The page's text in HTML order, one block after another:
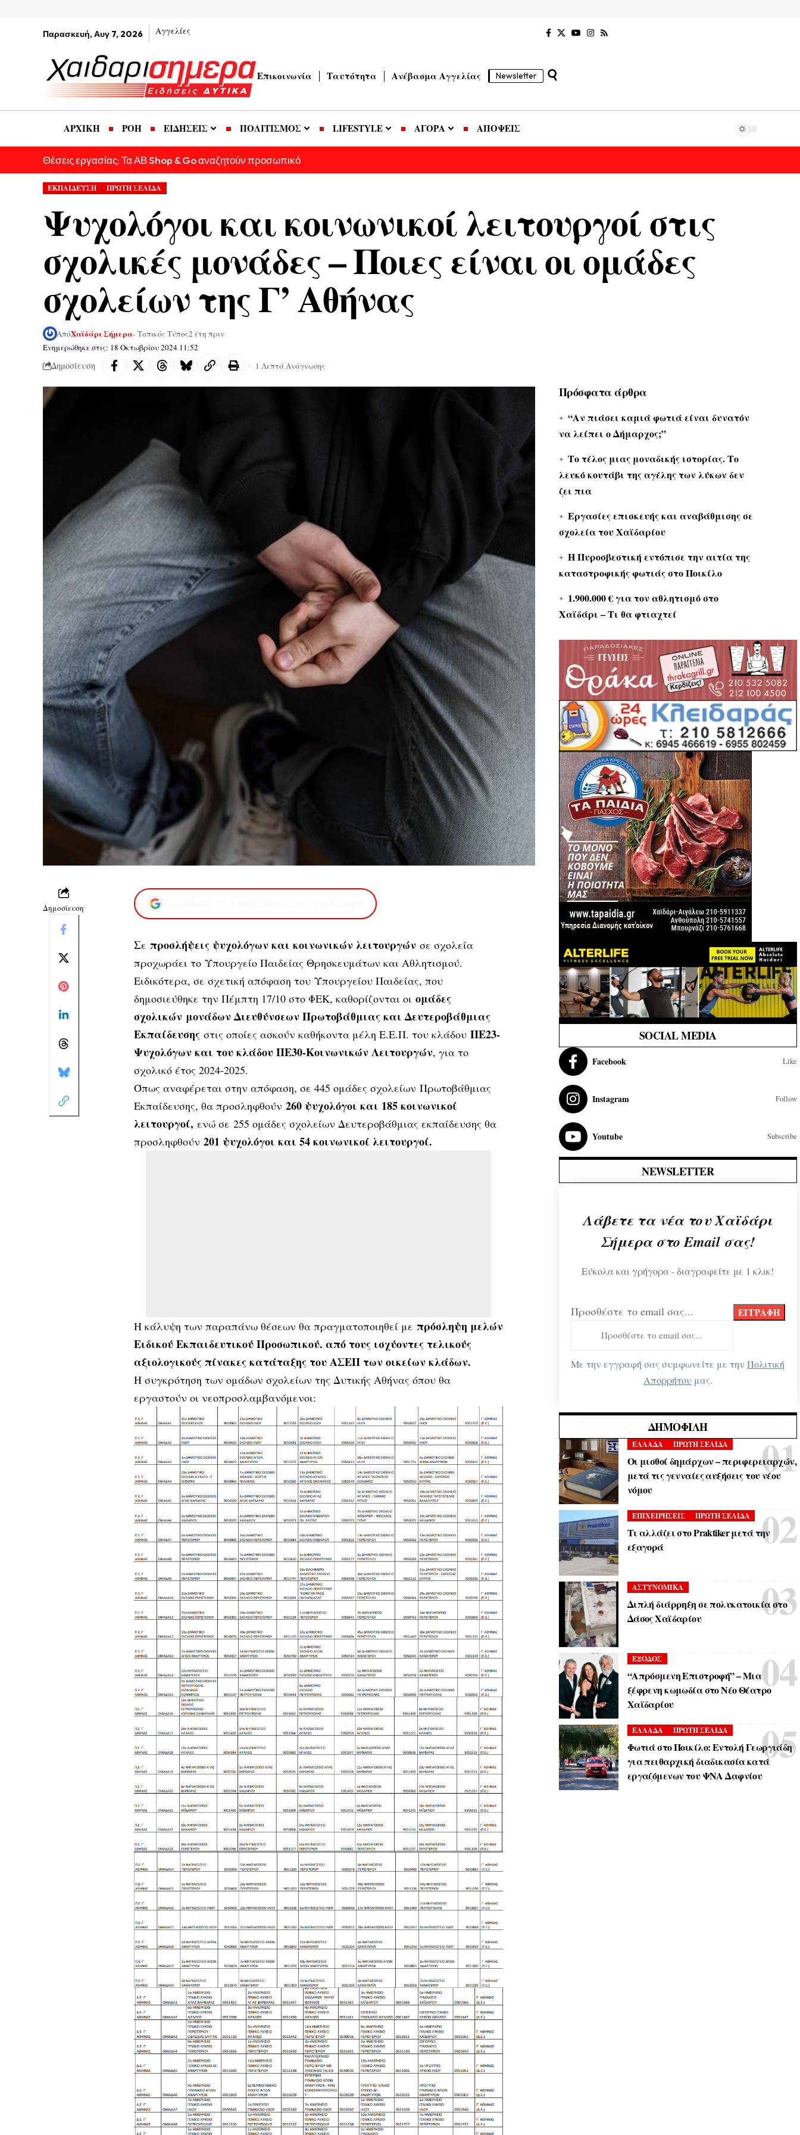
Παρασκευή, Αυγ 7, 2026 Αγγελίες
Επικοινωνία Ταυτότητα Ανέβασμα Αγγελίας Newsletter
ΑΡΧΙΚΗ ΡΟΗ ΕΙΔΗΣΕΙΣ ΠΟΛΙΤΙΣΜΟΣ LIFESTYLE ΑΓΟΡΑ ΑΠΟΨΕΙΣ
Θέσεις εργασίας: Τα ΑΒ Shop & Go αναζητούν προσωπικό
ΕΚΠΑΙΔΕΥΣΗ ΠΡΩΤΗ ΣΕΛΙΔΑ
Ψυχολόγοι και κοινωνικοί λειτουργοί στις
σχολικές μονάδες – Ποιες είναι οι ομάδες
σχολείων της Γ’ Αθήνας
Ενημερώθηκε στις: 18 Οκτωβρίου 2024 11:52
ΑπόΧαϊδάρι Σήμερα- Τοπικός Τύπος2 έτη πριν
Δημοσίευση 1 Λεπτά Ανάγνωσης
Δημοσίευση
Σε προσλήψεις ψυχολόγων και κοινωνικών λειτουργώνσε σχολεία
προχωράει το Υπουργείο Παιδείας Θρησκευμάτων και Αθλητισμού.
Ειδικότερα, σε σχετική απόφαση του Υπουργείου Παιδείας, που
δημοσιεύθηκε την Πέμπτη 17/10 στο ΦΕΚ, καθορίζονται οι ομάδες
σχολικών μονάδων Διευθύνσεων Πρωτοβάθμιας και Δευτεροβάθμιας
Εκπαίδευσης στις οποίες ασκούν καθήκοντα μέλη Ε.Ε.Π. του κλάδου ΠΕ23-
Ψυχολόγων και του κλάδου ΠΕ30-Κοινωνικών Λειτουργών, για το
σχολικό έτος 2024-2025.
Όπως αναφέρεται στην απόφαση, σε 445 ομάδες σχολείων Πρωτοβάθμιας
Εκπαίδευσης, θα προσληφθούν 260 ψυχολόγοι και 185 κοινωνικοί
λειτουργοί, ενώ σε 255 ομάδες σχολείων Δευτεροβάθμιας εκπαίδευσης θα
προσληφθούν 201 ψυχολόγοι και 54 κοινωνικοί λειτουργοί.
Η κάλυψη των παραπάνω θέσεων θα πραγματοποιηθεί με πρόσληψη μελών
Ειδικού Εκπαιδευτικού Προσωπικού. από τους ισχύοντες τελικούς
αξιολογικούς πίνακες κατάταξης του ΑΣΕΠ των οικείων κλάδων.
Η συγκρότηση των ομάδων σχολείων της Δυτικής Αθήνας όπου θα
εργαστούν οι νεοπροσλαμβανόμενοι:
Πρόσφατα άρθρα
“Αν πιάσει καμιά φωτιά είναι δυνατόν
να λείπει ο Δήμαρχος;”
Το τέλος μιας μοναδικής ιστορίας. Το
λευκό κουτάβι της αγέλης των λύκων δεν
ζει πια
Εργασίες επισκευής και αναβάθμισης σε
σχολεία του Χαϊδαρίου
Η Πυροσβεστική εντόπισε την αιτία της
καταστροφικής φωτιάς στο Ποικίλο
1.900.000 € για τον αθλητισμό στο
Χαϊδάρι – Τι θα φτιαχτεί
SOCIAL MEDIA
Facebook Like
Instagram Follow
Youtube Subscribe
NEWSLETTER
Λάβετε τα νέα του Χαϊδάρι
Σήμερα στο Email σας!
Εύκολα και γρήγορα - διαγραφείτε με 1 κλικ!
Προσθέστε το email σας...
Με την εγγραφή σας συμφωνείτε με τηνΠολιτική
Απορρήτουμας.
ΔΗΜΟΦΙΛΉ
ΕΛΛΑΔΑ ΠΡΩΤΗ ΣΕΛΙΔΑ
Οι μισθοί δημάρχων – περιφερειαρχών,
μετά τις γενναίες αυξήσεις του νέου
νόμου
ΕΠΙΧΕΙΡΗΣΕΙΣ ΠΡΩΤΗ ΣΕΛΙΔΑ
Τι αλλάζει στο Praktiker μετά την
εξαγορά
ΑΣΤΥΝΟΜΙΚΑ
Διπλή διάρρηξη σε πολυκατοικία στο
Δάσος Χαϊδαρίου
ΕΞΟΔΟΣ
“Απρόσμενη Επιστροφή” – Μια
ξέφρενη κωμωδία στο Νέο Θέατρο
Χαϊδαρίου
ΕΛΛΑΔΑ ΠΡΩΤΗ ΣΕΛΙΔΑ
Φωτιά στο Ποικίλο: Εντολή Γεωργιάδη
για πειθαρχική διαδικασία κατά
εργαζόμενων του ΨΝΑ Δαφνίου